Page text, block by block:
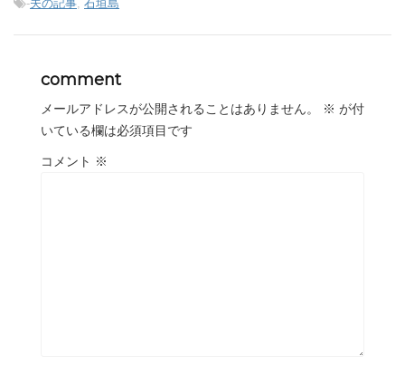
-夫の記事 石垣島
comment
メールアドレスが公開されることはありません。 ※ が付
いている欄は必須項目です
コメント ※